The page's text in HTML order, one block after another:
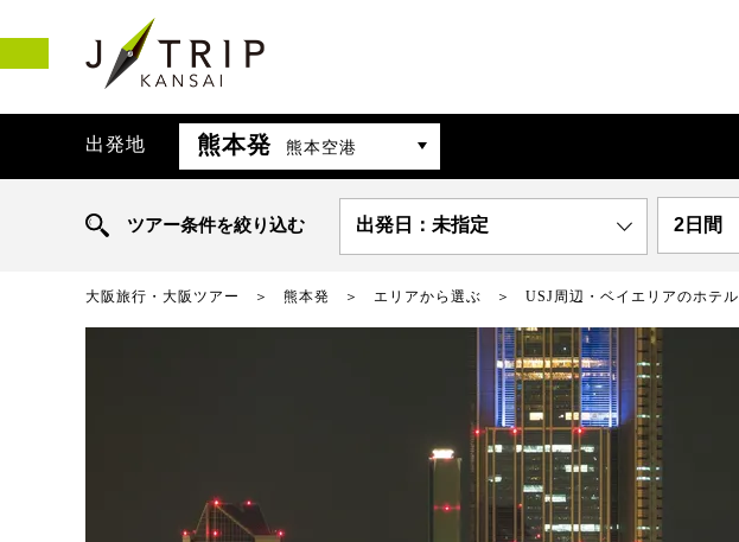
出発地 熊本発 熊本空港
ツアー条件を絞り込む 出発日：未指定 2日間
大阪旅行・大阪ツアー 熊本発 エリアから選ぶ USJ周辺・ベイエリアのホテル